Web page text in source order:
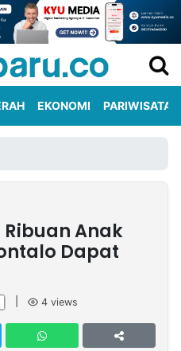
EKONOMI PARIWISATA
Anak
Dapat
4 views